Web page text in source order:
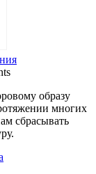
образу
многих
сбрасывать